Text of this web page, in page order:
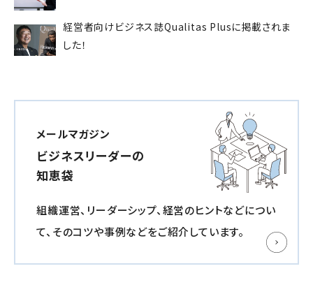
経営者向けビジネス誌Qualitas Plusに掲載されま
した！
メールマガジン
ビジネスリーダーの
知恵袋
組織運営、リーダーシップ、経営のヒントなどについ
て、 そのコツや事例などをご紹介しています。